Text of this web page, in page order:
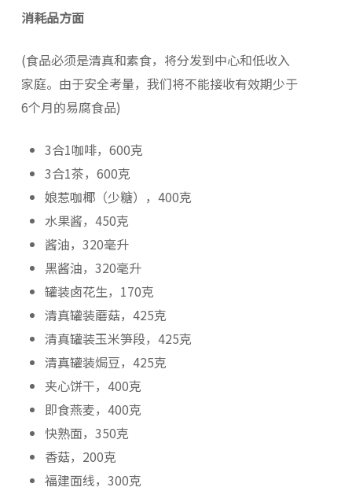
消耗品方面
(食品必须是清真和素食，将分发到中心和低收入
家庭。由于安全考量，我们将不能接收有效期少于
6个月的易腐食品)
3合1咖啡，600克
3合1茶，600克
娘惹咖椰（少糖），400克
水果酱，450克
酱油，320毫升
黑酱油，320毫升
罐装卤花生，170克
清真罐装蘑菇，425克
清真罐装玉米笋段，425克
清真罐装焗豆，425克
夹心饼干，400克
即食燕麦，400克
快熟面，350克
香菇，200克
福建面线，300克